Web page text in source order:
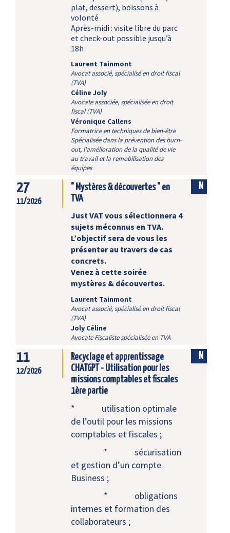
plat, dessert), boissons à
volonté
Après-midi : visite libre du parc
et check-out possible jusqu’à
18h
Laurent Tainmont
Avocat associé, spécialisé en droit fiscal
(TVA)
Céline Joly
Avocate associée, spécialisée en droit
fiscal (TVA)
Véronique Callens
Formatrice en techniques de bien-être
Spécialisée dans la prévention des burn-
out, l'amélioration de la qualité de vie
au travail et la remobilisation des
équipes
27
11/2026
" Mystères & découvertes " en
TVA
Just VAT vous sélectionnera 4
sujets méconnus en TVA.
L’objectif sera de vous les
présenter au travers de cas
concrets.
Venez à cette soirée
mystères & découvertes.
Laurent Tainmont
Avocat associé, spécialisé en droit fiscal
(TVA)
Joly Céline
Avocate Fiscaliste spécialisée en TVA
N
11
12/2026
Recyclage et apprentissage
CHATGPT - Utilisation pour les
missions comptables et fiscales
1ère partie
* utilisation optimale
de l’outil pour les missions
comptables et fiscales ;
* sécurisation
et gestion d’un compte
Business ;
* obligations
internes et formation des
collaborateurs ;
N